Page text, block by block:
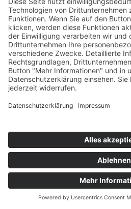
Betreiber des Social-Media-
Benutzerkonto zuordnen. Ihre
können unter Umständen aber
werden, wenn Sie nicht
Account beim jeweiligen Social-
Diese Datenerfassung erfolgt in
beispielsweise über Cookies, die
gespeichert werden oder durch
Adresse.
Mit Hilfe der so erfassten Daten
Ihre Präferenzen und
diese Weise kann Ihnen
und außerhalb der jeweiligen
angezeigt werden. Sofern Sie
jeweiligen sozialen Netzwerk
interessenbezogene Werbung
angezeigt werden, auf denen Sie